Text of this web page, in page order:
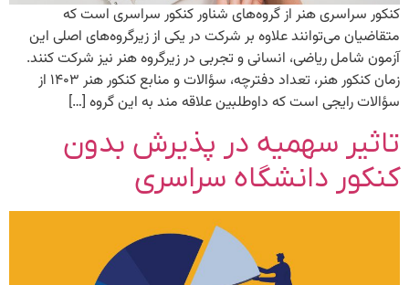
کنکور سراسری هنر از گروه‌های شناور کنکور سراسری است که
متقاضیان می‌توانند علاوه بر شرکت در یکی از زیرگروه‌های اصلی این
آزمون شامل ریاضی، انسانی و تجربی در زیرگروه هنر نیز شرکت کنند.
زمان کنکور هنر، تعداد دفترچه، سؤالات و منابع کنکور هنر ۱۴۰۳ از
سؤالات رایجی است که داوطلبین علاقه مند به این گروه […]
تاثیر سهمیه در پذیرش بدون
کنکور دانشگاه سراسری